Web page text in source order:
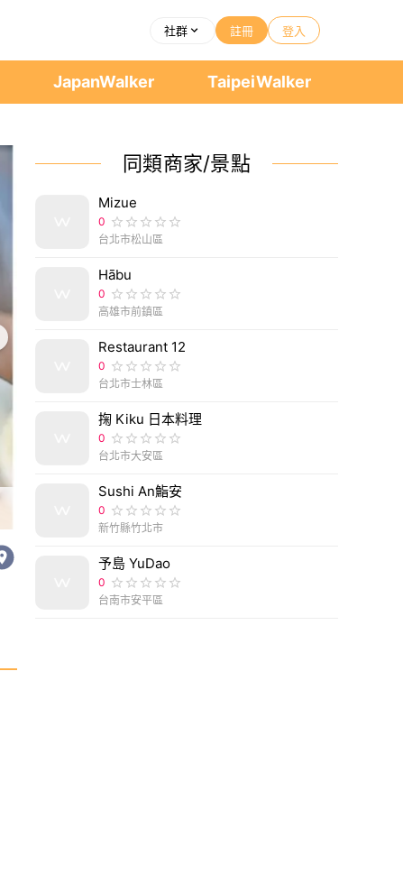
社群 註冊 登入
JapanWalker TaipeiWalker
南投縣南投市福瑞堂｜南投稅務出張所改建的南投
同類商家/景點
Mizue
0
台北市松山區
Hābu
0
高雄市前鎮區
Restaurant 12
0
台北市士林區
掬 Kiku 日本料理
0
台北市大安區
Sushi An鮨安
0
新竹縣竹北市
予島 YuDao
0
台南市安平區